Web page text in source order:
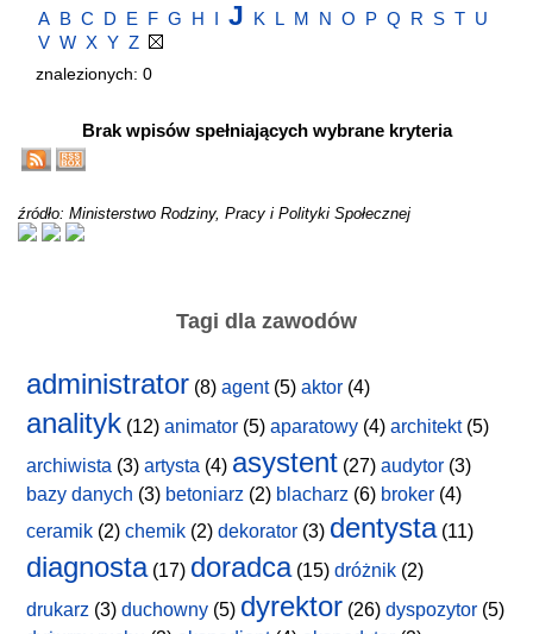
A B C D E F G H I J K L M N O P Q R S T U
V W X Y Z
znalezionych: 0
Brak wpisów spełniających wybrane kryteria
źródło: Ministerstwo Rodziny, Pracy i Polityki Społecznej
Tagi dla zawodów
administrator (8) agent(5) aktor (4)
analityk (12) animator (5) aparatowy (4) architekt(5)
archiwista (3) artysta (4) asystent (27) audytor (3)
bazy danych (3) betoniarz (2) blacharz (6) broker (4)
ceramik (2) chemik (2) dekorator (3) dentysta(11)
diagnosta(17) doradca(15) dróżnik (2)
drukarz (3) duchowny (5) dyrektor (26) dyspozytor (5)